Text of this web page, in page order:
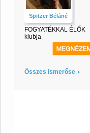
Spitzer Béláné
FOGYATÉKKAL ÉLŐK
klubja
Összes ismerőse